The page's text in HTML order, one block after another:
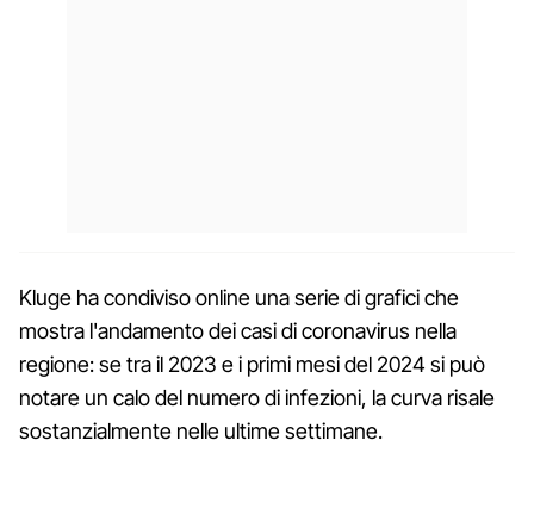
Kluge ha condiviso online una serie di grafici che
mostra l'andamento dei casi di coronavirus nella
regione: se tra il 2023 e i primi mesi del 2024 si può
notare un calo del numero di infezioni, la curva risale
sostanzialmente nelle ultime settimane.